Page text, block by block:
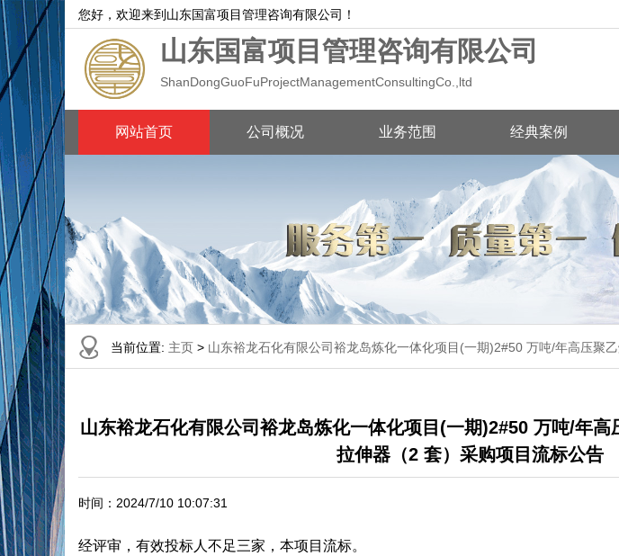
您好，欢迎来到山东国富项目管理咨询有限公司！
山东国富项目管理咨询有限公司
ShanDongGuoFuProjectManagementConsultingCo.,ltd
网站首页 公司概况 业务范围 经典案例
当前位置: 主页 > 山东裕龙石化有限公司裕龙岛炼化一体化项目(一期)2#50 万吨/年高压聚
山东裕龙石化有限公司裕龙岛炼化一体化项目(一期)2#50 万吨/年
拉伸器（2 套）采购项目流标公告
时间：2024/7/10 10:07:31
经评审，有效投标人不足三家，本项目流标。